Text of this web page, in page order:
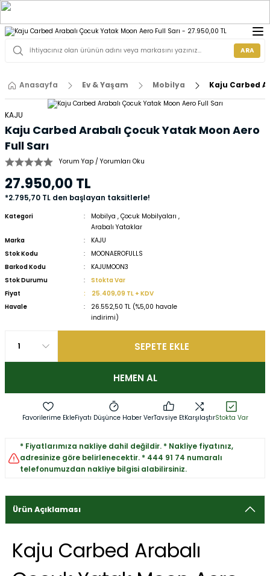
ARA
Anasayfa Ev & Yaşam Mobilya Kaju Carbed
KAJU
Kaju Carbed Arabalı Çocuk Yatak Moon Aero
Full Sarı
Yorum Yap / Yorumları Oku
27.950,00 TL
*2.795,70 TL den başlayan taksitlerle!
Kategori Mobilya ,Çocuk Mobilyaları ,
Arabalı Yataklar
Marka
KAJU
Stok Kodu
MOONAEROFULLS
Barkod Kodu
KAJUMOON3
Stok Durumu
Stokta Var
Fiyat
25.409,09 TL + KDV
Havale
26.552,50 TL (%5,00 havale
indirimi)
SEPETE EKLE
HEMEN AL
Fiyatı Düşünce Haber VerTavsiye EtKarşılaştırStokta Var
* Fiyatlarımıza nakliye dahil değildir. * Nakliye fiyatınız,
adresinize göre belirlenecektir. * 444 91 74 numaralı
telefonumuzdan nakliye bilgisi alabilirsiniz.
Ürün Açıklaması
Kaju Carbed Arabalı